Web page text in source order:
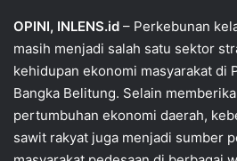
OPINI, INLENS.id – Perkebunan
masih menjadi salah satu sektor
kehidupan ekonomi masyarakat di
Bangka Belitung. Selain
pertumbuhan ekonomi daerah,
sawit rakyat juga menjadi sumber